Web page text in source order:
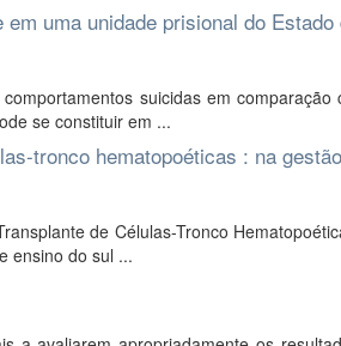
uma unidade prisional do Estado
suicidas em comparação
se constituir em ...
tronco hematopoéticas : na
de Células-Tronco
ensino do sul ...